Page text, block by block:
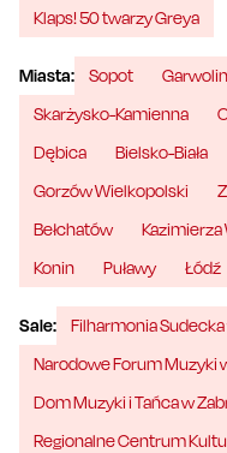
Klaps! 50 twarzy Greya
Miasta: Sopot Garwolin
Skarżysko-Kamienna
Dębica
Bielsko-Biała
Gorzów Wielkopolski
Bełchatów
Kazimierza
Konin
Puławy Łódź
Sale:
Filharmonia
Narodowe Forum Muzyki
Dom Muzyki i Tańca w
Regionalne Centrum